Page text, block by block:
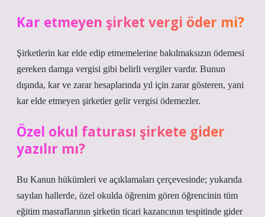
Kar etmeyen şirket vergi öder mi?
Şirketlerin kar elde edip etmemelerine bakılmaksızın ödemesi
gereken damga vergisi gibi belirli vergiler vardır. Bunun
dışında, kar ve zarar hesaplarında yıl için zarar gösteren, yani
kar elde etmeyen şirketler gelir vergisi ödemezler.
Özel okul faturası şirkete gider
yazılır mı?
Bu Kanun hükümleri ve açıklamaları çerçevesinde; yukarıda
sayılan hallerde, özel okulda öğrenim gören öğrencinin tüm
eğitim masraflarının şirketin ticari kazancının tespitinde gider